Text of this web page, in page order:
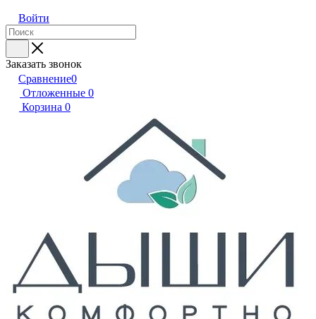
Войти
Заказать звонок
Сравнение0
Отложенные 0
Корзина 0